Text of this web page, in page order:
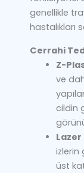
genellikle
hastalıkları
Cerrahi
Z-
ve
cildin
izlerin
üst